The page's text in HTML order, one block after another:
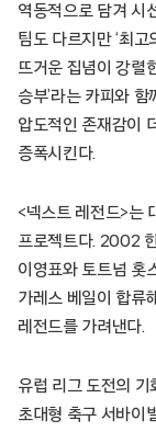
역동적으로 담겨 시
팀도 다르지만 ‘최
뜨거운 집념이 강렬
승부’라는 카피와
압도적인 존재감이
증폭시킨다.
<넥스트 레전드>는
프로젝트다. 2002
이영표와 토트넘 홋
가레스 베일이 합류
레전드를 가려낸다.
유럽 리그 도전의
초대형 축구 서바이